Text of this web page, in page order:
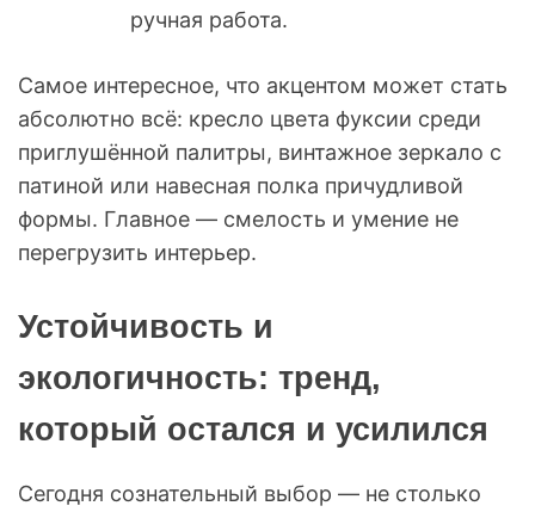
ручная работа.
Самое интересное, что акцентом может стать
абсолютно всё: кресло цвета фуксии среди
приглушённой палитры, винтажное зеркало с
патиной или навесная полка причудливой
формы. Главное — смелость и умение не
перегрузить интерьер.
Устойчивость и
экологичность: тренд,
который остался и усилился
Сегодня сознательный выбор — не столько